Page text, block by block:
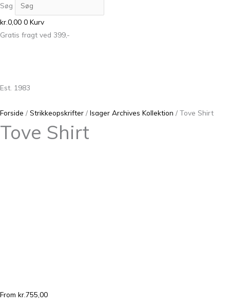
Søg
kr.0,00 0 Kurv
Gratis fragt ved 399,-
Est. 1983
Forside / Strikkeopskrifter / Isager Archives Kollektion / Tove Shirt
Tove Shirt
From kr.755,00